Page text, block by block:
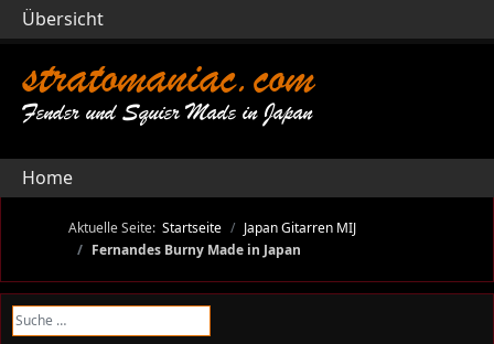
stratomaniac.com
Fender und Squier Made in Japan
Home
Aktuelle Seite: Startseite
Japan Gitarren MIJ
Fernandes Burny Made in Japan
Suchen
Übersicht